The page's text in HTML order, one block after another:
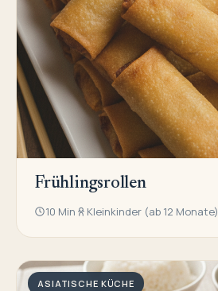
Frühlingsrollen
10 Min Kleinkinder (ab 12 Monate)
ASIATISCHE KÜCHE